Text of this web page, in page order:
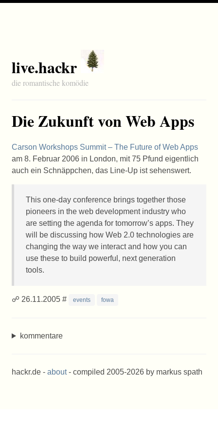
live.hackr
die romantische komödie
Die Zukunft von Web Apps
Carson Workshops Summit – The Future of Web Apps
am 8. Februar 2006 in London, mit 75 Pfund eigentlich
auch ein Schnäppchen, das Line-Up ist sehenswert.
This one-day conference brings together those
pioneers in the web development industry who
are setting the agenda for tomorrow’s apps. They
will be discussing how Web 2.0 technologies are
changing the way we interact and how you can
use these to build powerful, next generation
tools.
☍ 26.11.2005 # events fowa
kommentare
hackr.de - about- compiled 2005-2026 by markus spath